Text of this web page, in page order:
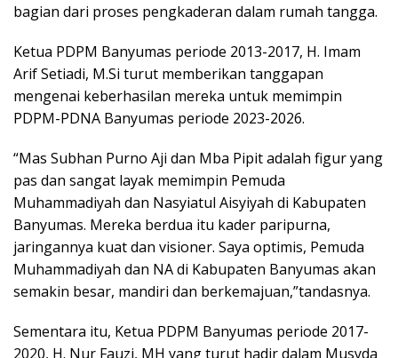
bagian dari proses pengkaderan dalam rumah tangga.
Ketua PDPM Banyumas periode 2013-2017, H. Imam
Arif Setiadi, M.Si turut memberikan tanggapan
mengenai keberhasilan mereka untuk memimpin
PDPM-PDNA Banyumas periode 2023-2026.
“Mas Subhan Purno Aji dan Mba Pipit adalah figur yang
pas dan sangat layak memimpin Pemuda
Muhammadiyah dan Nasyiatul Aisyiyah di Kabupaten
Banyumas. Mereka berdua itu kader paripurna,
jaringannya kuat dan visioner. Saya optimis, Pemuda
Muhammadiyah dan NA di Kabupaten Banyumas akan
semakin besar, mandiri dan berkemajuan,”tandasnya.
Sementara itu, Ketua PDPM Banyumas periode 2017-
2020, H. Nur Fauzi, MH yang turut hadir dalam Musyda